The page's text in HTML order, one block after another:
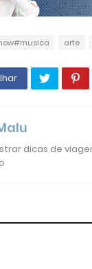
arte
dicas de